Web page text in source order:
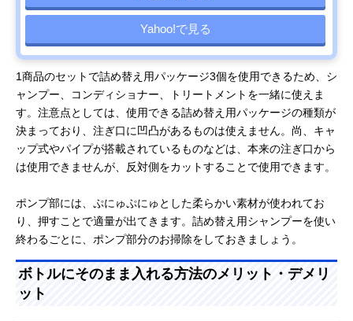
Yahoo!で見る
1商品のセットで詰め替え用パッケージ3個を使用できるため、シ
ャンプー、コンディショナー、トリートメントを一緒に使えま
す。注意点としては、使用できる詰め替え用パッケージの種類が
決まっており、注ぎ口に凹凸があるものは使えません。尚、キャ
ップ式やパイプが搭載されているものなどは、本来の注ぎ口から
は使用できませんが、反対側をカットすることで使用できます。
ポンプ部には、ぷにゅぷにゅとした柔らかい素材が使われてお
り、押すことで適量が出てきます。詰め替え用シャンプーを使い
終わるごとに、ポンプ部分のお掃除をしておきましょう。
ボトルにそのまま入れる方法のメリット・デメリ
ット